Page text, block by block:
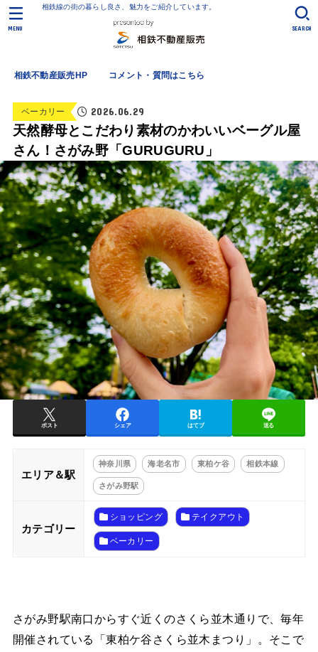
相鉄線の街の暮らし良さ、魅力をご紹介しています。
相鉄不動産販売HP コメント・質問はこちら
SEARCH
MENU
ベーカリー 2026.06.29
天然酵母とこだわり素材のかわいいベーグル屋
さん！さがみ野「GURUGURU」
ポスト シェア はてブ 送る
エリア＆駅
神奈川県 海老名市 東柏ケ谷 相鉄本線
さがみ野駅
カテゴリー
ショッピング テイクアウト
ベーカリー
さがみ野駅南口からすぐ近くのさくら並木通りで、毎年
開催されている「東柏ケ谷さくら並木まつり」。そこで